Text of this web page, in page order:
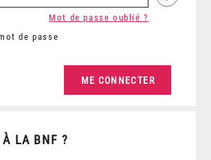
de passe
Mot de passe oublié ?
À LA BNF ?